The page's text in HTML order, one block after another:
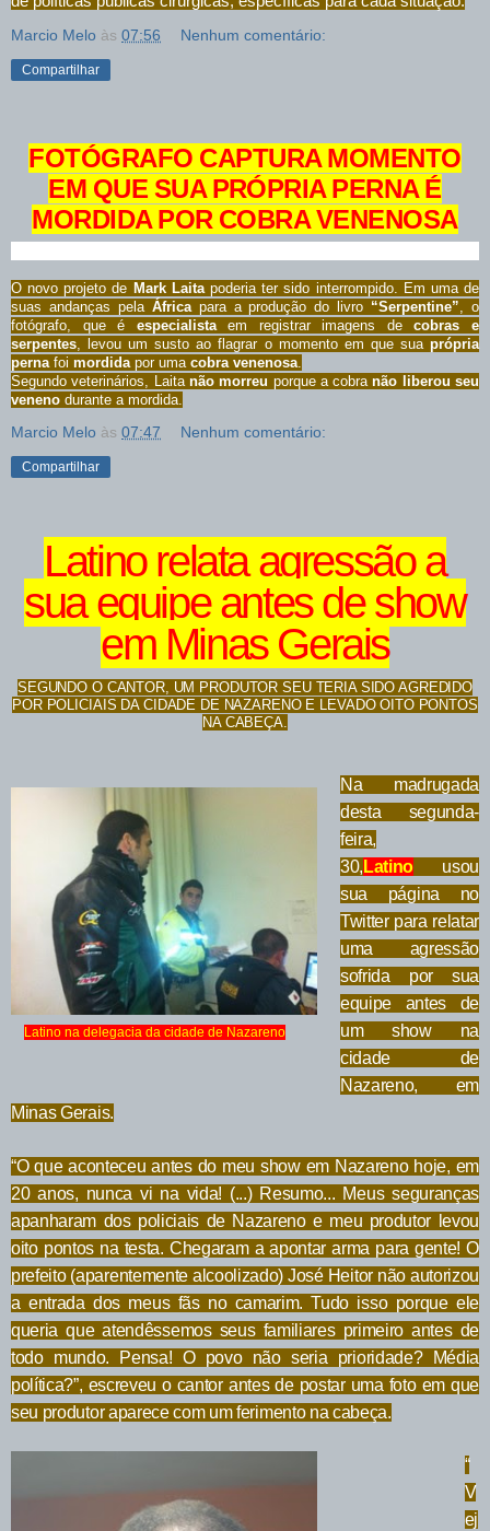
Marcio Melo às 07:56 Nenhum comentário:
Compartilhar
FOTÓGRAFO CAPTURA MOMENTO
EM QUE SUA PRÓPRIA PERNA É
MORDIDA POR COBRA VENENOSA
O novo projeto de Mark Laitapoderia ter sido interrompido. Em uma de
suas andanças pela Áfricapara a produção do livro “Serpentine”, o
fotógrafo, que é especialistaem registrar imagens decobras e
serpentes, levou um susto ao flagrar o momento em que sua própria
perna foi mordidapor uma cobra venenosa.
Segundo veterinários, Laitanão morreu porque a cobranão liberou seu
veneno durante a mordida.
Marcio Melo às 07:47 Nenhum comentário:
Compartilhar
Latino relata agressão a
sua equipe antes de show
em Minas Gerais
SEGUNDO O CANTOR, UM PRODUTOR SEU TERIA SIDO AGREDIDO
POR POLICIAIS DA CIDADE DE NAZARENO E LEVADO OITO PONTOS
NA CABEÇA.
Latino na delegacia da cidade de Nazareno
Na madrugada
desta segunda-
feira,
30, Latino usou
sua página no
Twitter para relatar
uma agressão
sofrida por sua
equipe antes de
um show na
cidade de
Nazareno, em
Minas Gerais.
“O que aconteceu antes do meu show em Nazareno hoje, em
20 anos, nunca vi na vida! (...) Resumo... Meus seguranças
apanharam dos policiais de Nazareno e meu produtor levou
oito pontos na testa. Chegaram a apontar arma para gente! O
prefeito (aparentemente alcoolizado) José Heitor não autorizou
a entrada dos meus fãs no camarim. Tudo isso porque ele
queria que atendêssemos seus familiares primeiro antes de
todo mundo. Pensa! O povo não seria prioridade? Média
política?”, escreveu o cantor antes de postar uma foto em que
seu produtor aparece com um ferimento na cabeça.
“
V
ej